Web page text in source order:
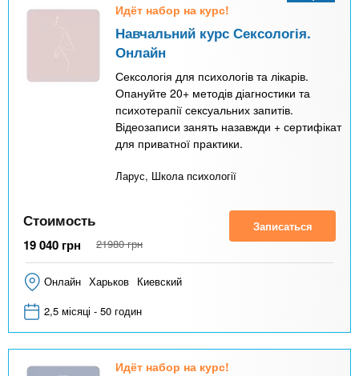
Идёт набор на курс!
Навчальний курс Сексологія.
Онлайн
Сексологія для психологів та лікарів.
Опануйте 20+ методів діагностики та
психотерапії сексуальних запитів.
Відеозаписи занять назавжди + сертифікат
для приватної практики.
Ларус, Школа психології
Стоимость
19 040 грн 21980 грн
Записаться
Онлайн Харьков Киевский
2,5 місяці - 50 годин
Идёт набор на курс!